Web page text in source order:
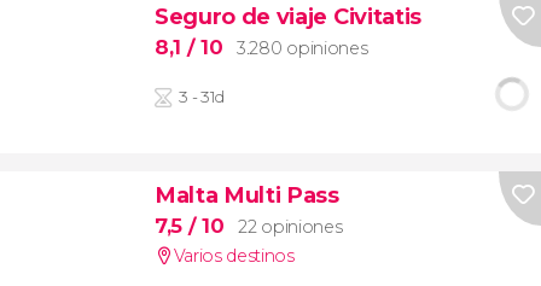
Seguro de viaje Civitatis
8,1 / 10 3.280 opiniones
3 - 31d
Malta Multi Pass
7,5 / 10
22 opiniones
Varios destinos